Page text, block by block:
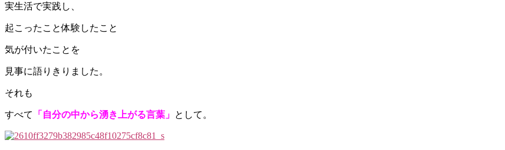
実生活で実践し、
起こったこと体験したこと
気が付いたことを
見事に語りきりました。
それも
すべて 「自分の中から湧き上がる言葉」 として。